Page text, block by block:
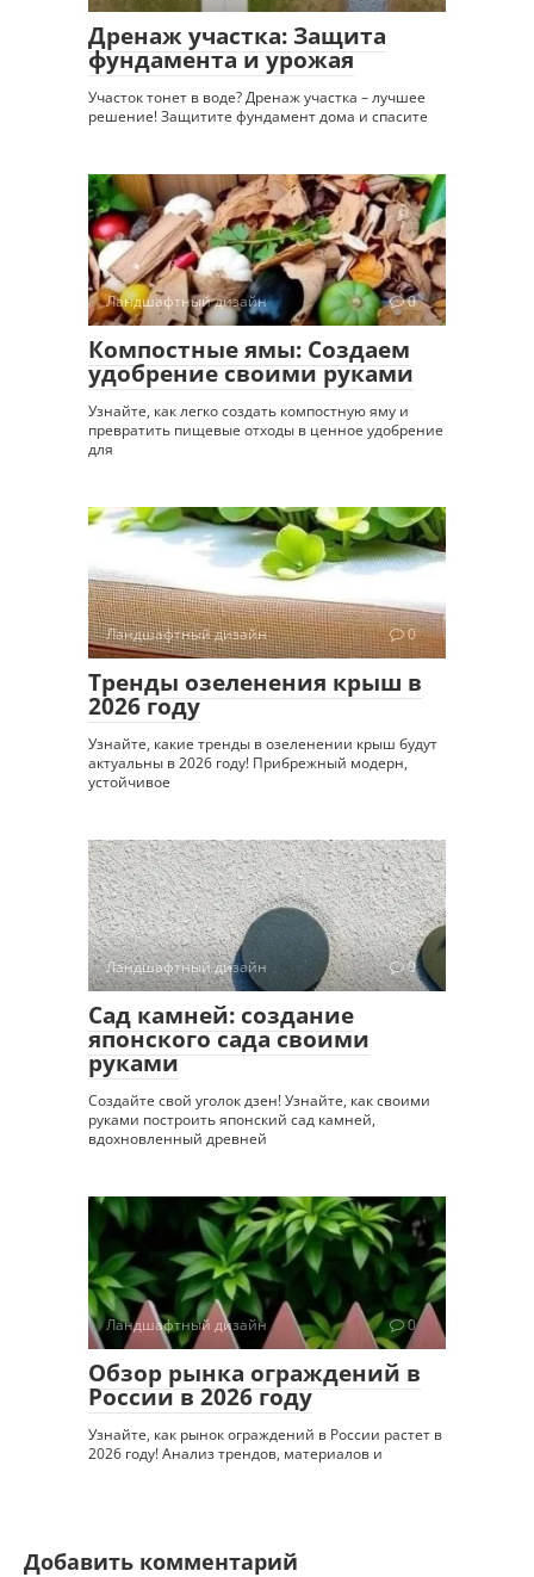
Дренаж участка: Защита
фундамента и урожая
Участок тонет в воде? Дренаж участка – лучшее
решение! Защитите фундамент дома и спасите
Ландшафтный дизайн 0
Компостные ямы: Создаем
удобрение своими руками
Узнайте, как легко создать компостную яму и
превратить пищевые отходы в ценное удобрение
для
Ландшафтный дизайн 0
Тренды озеленения крыш в
2026 году
Узнайте, какие тренды в озеленении крыш будут
актуальны в 2026 году! Прибрежный модерн,
устойчивое
Ландшафтный дизайн 0
Сад камней: создание
японского сада своими
руками
Создайте свой уголок дзен! Узнайте, как своими
руками построить японский сад камней,
вдохновленный древней
Ландшафтный дизайн 0
Обзор рынка ограждений в
России в 2026 году
Узнайте, как рынок ограждений в России растет в
2026 году! Анализ трендов, материалов и
Добавить комментарий